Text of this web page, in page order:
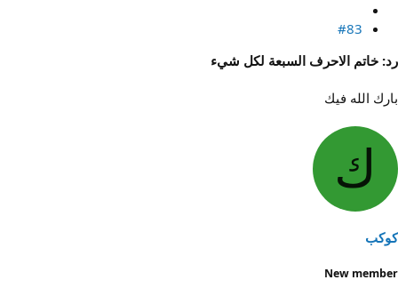
#83
رد: خاتم الاحرف السبعة لكل شيء
بارك الله فيك
ك
كوكب
New member